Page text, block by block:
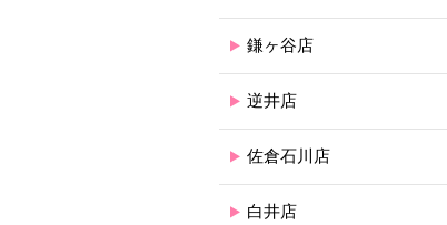
鎌ヶ谷店
逆井店
佐倉石川店
白井店